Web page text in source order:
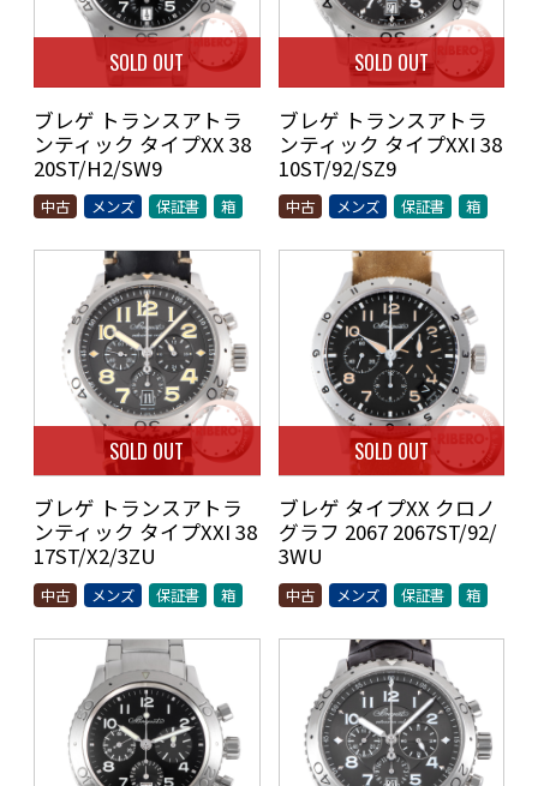
SOLD OUT
ブレゲ トランスアトラ
ンティック タイプXX 38
20ST/H2/SW9
中古 メンズ 保証書 箱
SOLD OUT
ブレゲ トランスアトラ
ンティック タイプXXI 38
10ST/92/SZ9
中古 メンズ 保証書 箱
SOLD OUT
ブレゲ トランスアトラ
ンティック タイプXXI 38
17ST/X2/3ZU
中古 メンズ 保証書 箱
SOLD OUT
ブレゲ タイプXX クロノ
グラフ 2067 2067ST/92/
3WU
中古 メンズ 保証書 箱